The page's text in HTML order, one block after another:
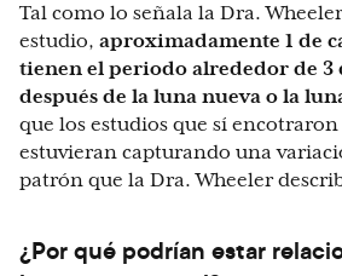
Tal como lo señala la Dra.
estudio, aproximadamente 1 de
tienen el periodo alrededor de 3
después de la luna nueva o la
que los estudios que sí
estuvieran capturando una
patrón que la Dra. Wheeler
¿Por qué podrían estar